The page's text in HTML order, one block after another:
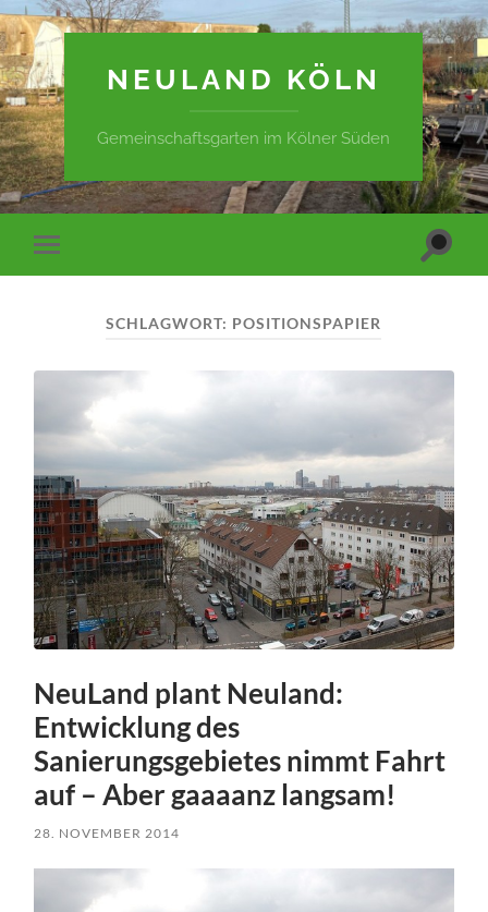
NEULAND KÖLN
Gemeinschaftsgarten im Kölner Süden
Mobile-
Menü
SCHLAGWORT: POSITIONSPAPIER
NeuLand plant Neuland:
Entwicklung des
Sanierungsgebietes nimmt Fahrt
auf – Aber gaaaanz langsam!
28. NOVEMBER 2014